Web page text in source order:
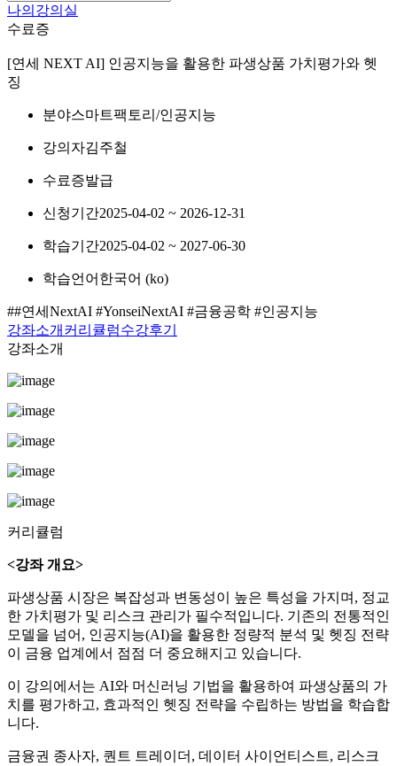
나의강의실
수료증
[연세 NEXT AI] 인공지능을 활용한 파생상품 가치평가와 헷
징
분야스마트팩토리/인공지능
강의자김주철
수료증발급
신청기간2025-04-02 ~ 2026-12-31
학습기간2025-04-02 ~ 2027-06-30
학습언어 한국어 ‎(ko)‎
##연세NextAI #YonseiNextAI #금융공학 #인공지능
강좌소개 커리큘럼수강후기
강좌소개
커리큘럼
<강좌 개요>
파생상품 시장은 복잡성과 변동성이 높은 특성을 가지며, 정교
한 가치평가 및 리스크 관리가 필수적입니다. 기존의 전통적인
모델을 넘어, 인공지능(AI)을 활용한 정량적 분석 및 헷징 전략
이 금융 업계에서 점점 더 중요해지고 있습니다.
이 강의에서는 AI와 머신러닝 기법을 활용하여 파생상품의 가
치를 평가하고, 효과적인 헷징 전략을 수립하는 방법을 학습합
니다.
금융권 종사자, 퀀트 트레이더, 데이터 사이언티스트, 리스크